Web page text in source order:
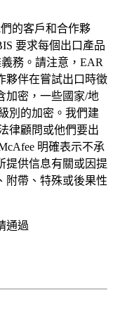
的客戶和合作夥
要求每個出口產品
務。請注意，EAR
夥伴在嘗試出口時徵
加密，一些國家/地
別的加密。我們建
律顧問或他們要出
明確表示不承
提供信息有關或因提
附帶、特殊或後果性
通過